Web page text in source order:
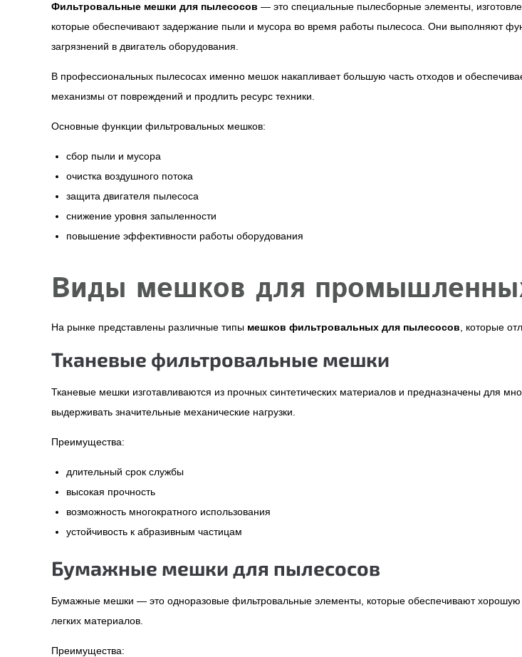
Фильтровальные мешки для пылесосов — это специальные пылесборные элементы,
которые обеспечивают задержание пыли и мусора во время работы пылесоса. Они выполняют
загрязнений в двигатель оборудования.
В профессиональных пылесосах именно мешок накапливает большую часть отходов и
механизмы от повреждений и продлить ресурс техники.
Основные функции фильтровальных мешков:
сбор пыли и мусора
очистка воздушного потока
защита двигателя пылесоса
снижение уровня запыленности
повышение эффективности работы оборудования
Виды мешков для
На рынке представлены различные типы мешков фильтровальных для пылесосов , которые
Тканевые фильтровальные мешки
Тканевые мешки изготавливаются из прочных синтетических материалов и предназначены для
выдерживать значительные механические нагрузки.
Преимущества:
длительный срок службы
высокая прочность
возможность многократного использования
устойчивость к абразивным частицам
Бумажные мешки для пылесосов
Бумажные мешки — это одноразовые фильтровальные элементы, которые обеспечивают
легких материалов.
Преимущества: